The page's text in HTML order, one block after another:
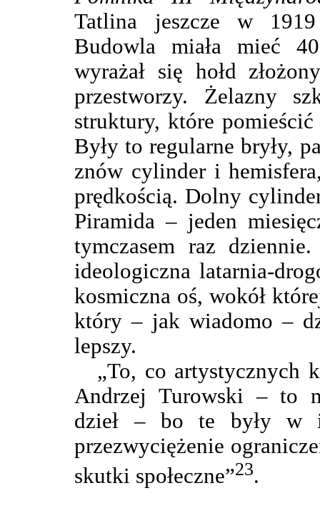
Tatlina jeszcze w
Budowla miała mieć
wyrażał się hołd
przestworzy. Żelazny
struktury, które
Były to regularne bryły,
znów cylinder i
prędkością. Dolny
Piramida – jeden
tymczasem raz
ideologiczna latarnia-
kosmiczna oś, wokół
który – jak wiadomo –
lepszy.
„To, co artystycznych
Andrzej Turowski – to
dzieł – bo te były w
przezwyciężenie
skutki społeczne”23.